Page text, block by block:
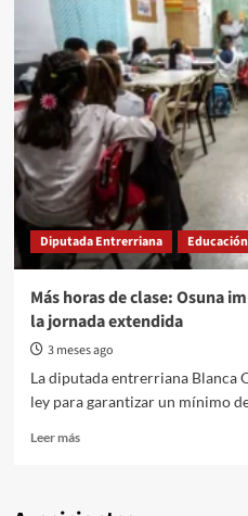
Diputada Entrerriana Educación
Más horas de clase: Osuna
la jornada extendida
3 meses ago
La diputada entrerriana Blanca
ley para garantizar un mínimo
Leer másRead